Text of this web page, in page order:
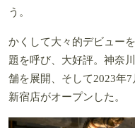
う。
かくして大々的デビュー
題を呼び、大好評。神奈
舗を展開、そして2023年
新宿店がオープンした。